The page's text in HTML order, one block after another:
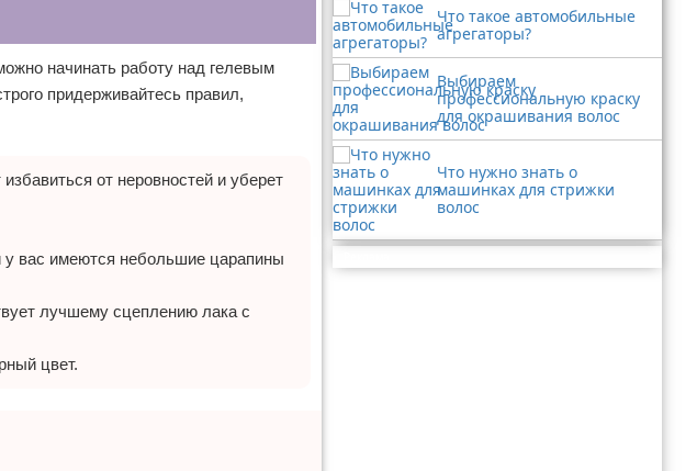
начинать работу над гелевым
придерживайтесь правил,
от неровностей и уберет
у вас имеются небольшие царапины
лучшему сцеплению лака с
цвет.
Что такое автомобильные
агрегаторы?
Выбираем
профессиональную краску
для окрашивания волос
Что нужно знать о
машинках для стрижки
волос